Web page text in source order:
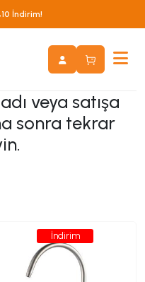
İndirim!
veya satışa
sonra tekrar
İndirim